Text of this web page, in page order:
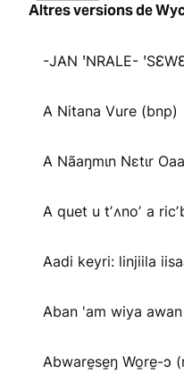
Altres versions de
-JAN ꞌNRALE-
A Nitana Vure (bnp)
A Nãaŋmɩn Nɛtɩr
A quet u tʼʌnoʼ a
Aadi keyri: linjiila
Aban 'am wiya awan
Abware̱se̱ŋ Wo̱re̱-ɔ